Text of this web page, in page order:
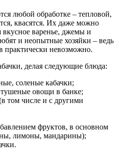
любой обработке – тепловой,
квасятся. Их даже можно
вкусное варенье, джемы и
и неопытные хозяйки – ведь
практически невозможно.
делая следующие блюда:
соленые кабачки;
овощи в банке;
том числе и с другими
фруктов, в основном
лимоны, мандарины);